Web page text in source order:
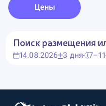
Цены
Поиск размещения
14.08.2026 3 дня 7–11